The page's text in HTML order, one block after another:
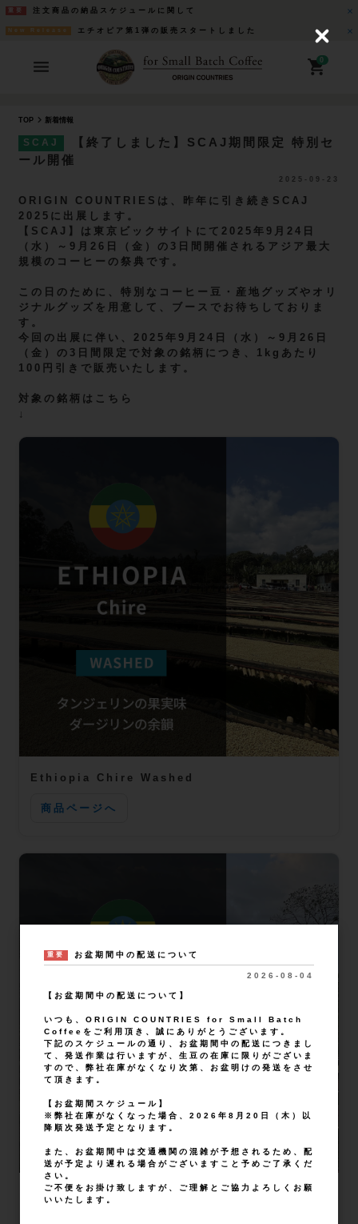
注文商品の納品スケジュールに関して
New Release エチオピア第1弾の販売スタートしました
0
TOP 新着情報
SCAJ
【終了しました】SCAJ期間限定 特別セ
ール開催
2025-09-23
ORIGIN COUNTRIESは、昨年に引き続きSCAJ
2025に出展します。
【SCAJ】は東京ビックサイトにて2025年9月24日
（水）～9月26日（金）の3日間開催されるアジア最大
規模のコーヒーの祭典です。
この日のために、特別なコーヒー豆・産地グッズやオリ
ジナルグッズを用意して、ブースでお待ちしておりま
す。
今回の出展に伴い、2025年9月24日（水）～9月26日
（金）の3日間限定で対象の銘柄につき、1kgあたり
100円引き で販売いたします。
対象の銘柄はこちら
↓
Ethiopia Chire Washed
商品ページへ
Ethiopia Shantawene Lot.Sep Natural
重要 お盆期間中の配送について
2026-08-04
【お盆期間中の配送について】
いつも、ORIGIN COUNTRIES for Small Batch
Coffeeをご利用頂き、誠にありがとうございます。
下記のスケジュールの通り、お盆期間中の配送につきまし
て、発送作業は行いますが、生豆の在庫に限りがございま
すので、弊社在庫がなくなり次第、お盆明けの発送をさせ
て頂きます。
【お盆期間スケジュール】
※弊社在庫がなくなった場合、2026年8月20日（木）以
降順次発送予定となります。
また、お盆期間中は交通機関の混雑が予想されるため、配
送が予定より遅れる場合がございますこと予めご了承くだ
さい。
ご不便をお掛け致しますが、ご理解とご協力よろしくお願
いいたします。
C
o
s
e